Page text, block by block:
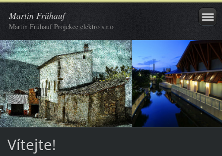
Martin Frühauf
Martin Frühauf Projekce elektro s.r.o
Vítejte!